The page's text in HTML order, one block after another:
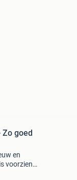
goed
en
voorzien